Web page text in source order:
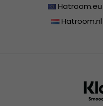
Hatroom.eu
Hatroom.nl